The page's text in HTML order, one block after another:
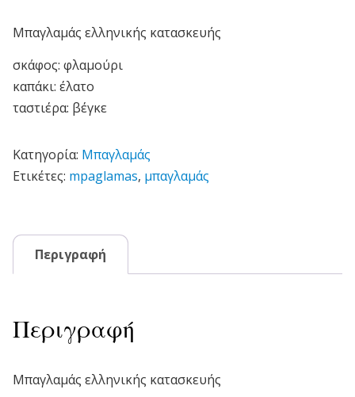
Μπαγλαμάς ελληνικής κατασκευής
σκάφος: φλαμούρι
καπάκι: έλατο
ταστιέρα: βέγκε
Κατηγορία: Μπαγλαμάς
Ετικέτες: mpaglamas, μπαγλαμάς
Περιγραφή
Περιγραφή
Μπαγλαμάς ελληνικής κατασκευής